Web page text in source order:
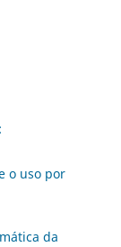
o uso por
da